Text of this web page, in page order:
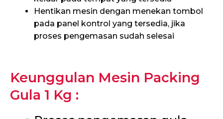
Hentikan mesin dengan menekan tombol
pada panel kontrol yang tersedia, jika
proses pengemasan sudah selesai
Keunggulan Mesin Packing
Gula 1 Kg :